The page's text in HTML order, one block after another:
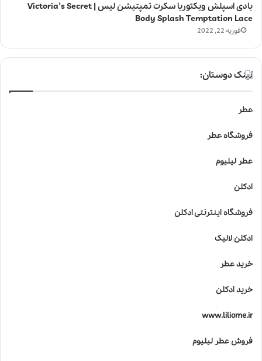
بادی اسپلش ویکتوریا سکرت تمپتیشن لیس | Victoria’s Secret
Body Splash Temptation Lace
فوریه 22, 2022
لینک دوستان:
عطر
فروشگاه عطر
عطر لیلیوم
ادکلن
فروشگاه اینترنتی ادکلن
ادکلن لالیک
خرید عطر
خرید ادکلن
www.liliome.ir
فروش عطر لیلیوم